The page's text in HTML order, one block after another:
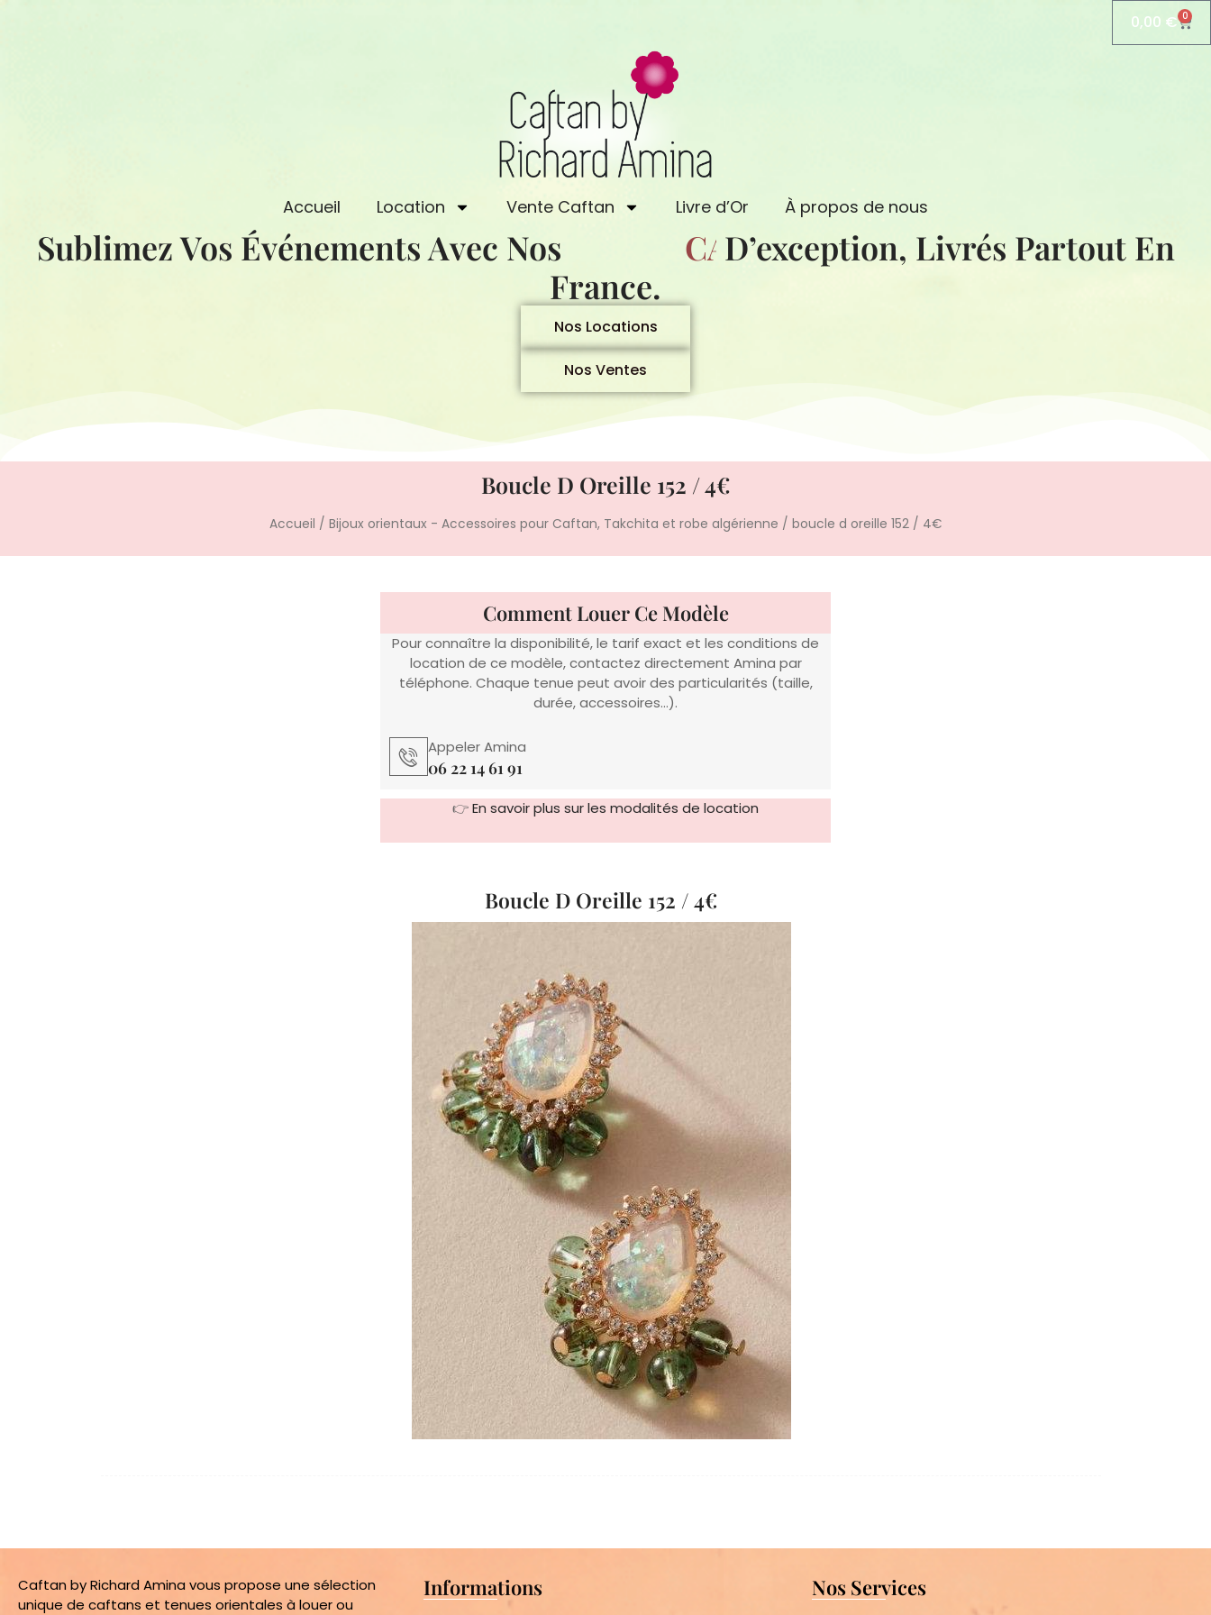
0,00 € 0
Accueil Location Vente Caftan Livre d’Or À propos de nous
Sublimez Vos Événements Avec Nos CAFTANS
D’exception, Livrés Partout En
France.
Nos Locations
Nos Ventes
Boucle D Oreille 152 / 4€
Accueil / Bijoux orientaux - Accessoires pour Caftan, Takchita et robe algérienne / boucle d oreille 152 / 4€
Comment Louer Ce Modèle
Pour connaître la disponibilité, le tarif exact et les conditions de
location de ce modèle, contactez directement Amina par
téléphone. Chaque tenue peut avoir des particularités (taille,
durée, accessoires…).
Appeler Amina
06 22 14 61 91
👉En savoir plus sur les modalités de location
Boucle D Oreille 152 / 4€
Caftan by Richard Amina vous propose une sélection
unique de caftans et tenues orientales à louer ou
Informations Nos Services